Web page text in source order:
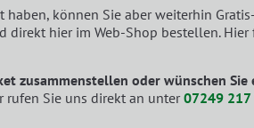
haben, können Sie aber weiterhin
direkt hier im Web-Shop bestellen.
zusammenstellen oder wünschen
rufen Sie uns direkt an unter07249